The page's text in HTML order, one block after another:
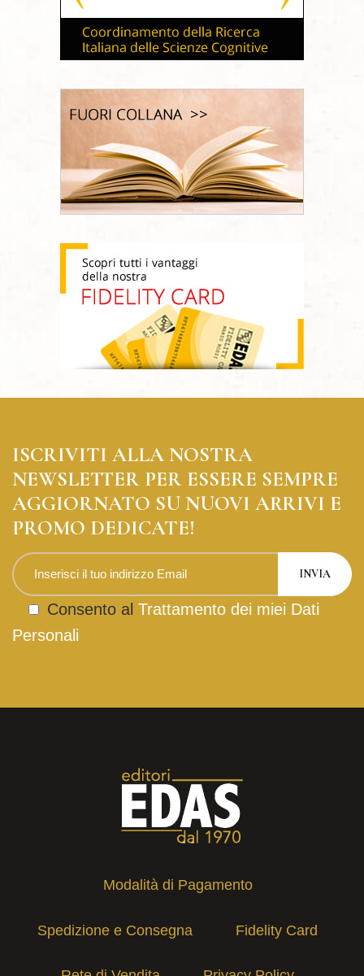
ISCRIVITI ALLA NOSTRA
NEWSLETTER PER ESSERE SEMPRE
AGGIORNATO SU NUOVI ARRIVI E
PROMO DEDICATE!
Consento al Trattamento dei miei Dati
Personali
Modalità di Pagamento
Spedizione e Consegna Fidelity Card